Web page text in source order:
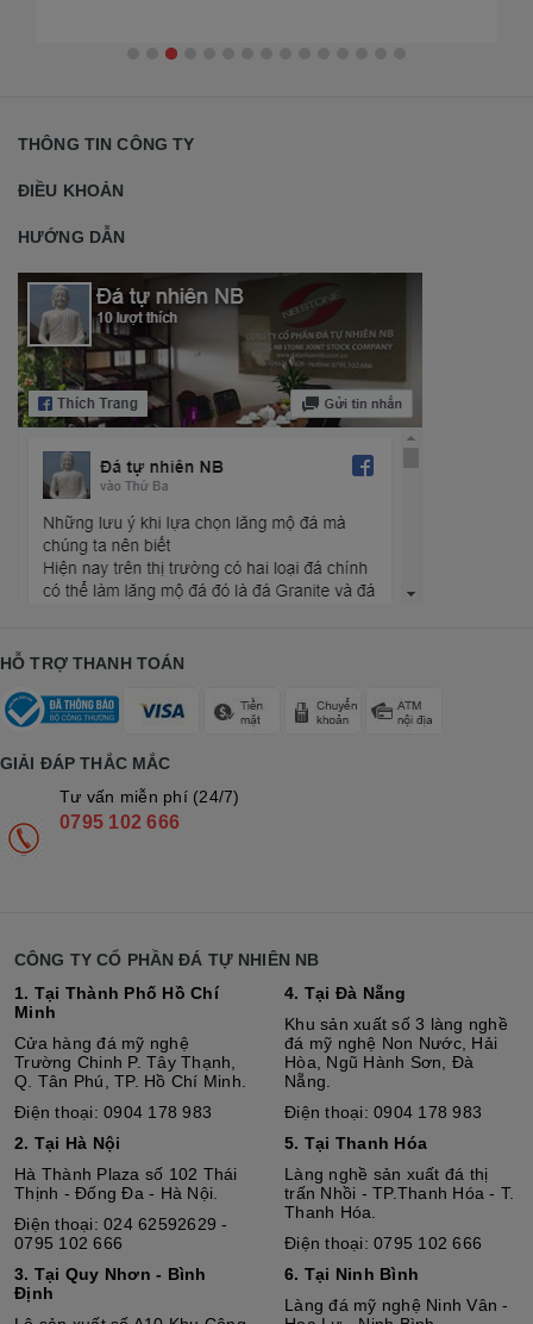
THÔNG TIN CÔNG TY
ĐIỀU KHOẢN
HƯỚNG DẪN
HỖ TRỢ THANH TOÁN
GIẢI ĐÁP THẮC MẮC
Tư vấn miễn phí (24/7)
0795 102 666
CÔNG TY CỔ PHẦN ĐÁ TỰ NHIÊN NB
1. Tại Thành Phố Hồ Chí
Minh
Cửa hàng đá mỹ nghệ
Trường Chinh P. Tây Thạnh,
Q. Tân Phú, TP. Hồ Chí Minh.
Điện thoại: 0904 178 983
2. Tại Hà Nội
Hà Thành Plaza số 102 Thái
Thịnh - Đống Đa - Hà Nội.
Điện thoại: 024 62592629 -
0795 102 666
3. Tại Quy Nhơn - Bình
Định
4. Tại Đà Nẵng
Khu sản xuất số 3 làng nghề
đá mỹ nghệ Non Nước, Hải
Hòa, Ngũ Hành Sơn, Đà
Nẵng.
Điện thoại: 0904 178 983
5. Tại Thanh Hóa
Làng nghề sản xuất đá thị
trấn Nhồi - TP.Thanh Hóa - T.
Thanh Hóa.
Điện thoại: 0795 102 666
6. Tại Ninh Bình
Làng đá mỹ nghệ Ninh Vân -